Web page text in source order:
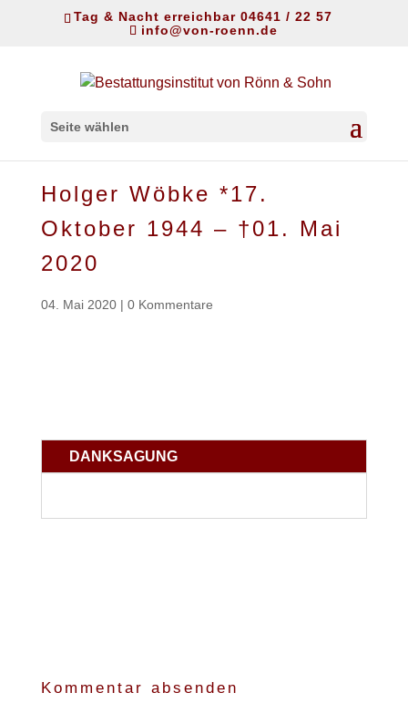
Tag & Nacht erreichbar 04641 / 22 57
info@von-roenn.de
Seite wählen
Holger Wöbke *17.
Oktober 1944 – †01. Mai
2020
04. Mai 2020| 0 Kommentare
DANKSAGUNG
Kommentar absenden